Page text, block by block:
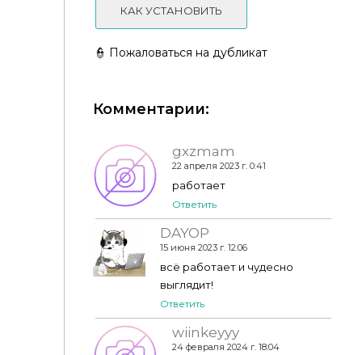
Прическа Felicity by JavaSims
КАК УСТАНОВИТЬ
👮 Пожаловаться на дубликат
Комментарии:
gxzmam
22 апреля 2023 г. 0:41
работает
Ответить
DAYOP
15 июня 2023 г. 12:06
всё работает и чудесно
выглядит!
Ответить
wiinkeyyy
24 февраля 2024 г. 18:04